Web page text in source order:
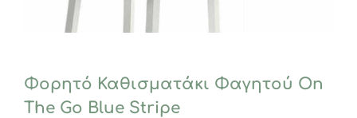
Φορητό Καθισματάκι Φαγητού On
The Go Blue Stripe